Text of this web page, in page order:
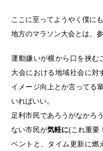
ここに至ってようやく僕に
地方のマラソン大会とは、
運動嫌いが横から口を挟む
大会における地域社会に対
イメージ向上とか言ってる
いればいい。
足利市民であろうがなかろ
ない市民が気軽に(これ重要
ベントと、タイム更新に燃